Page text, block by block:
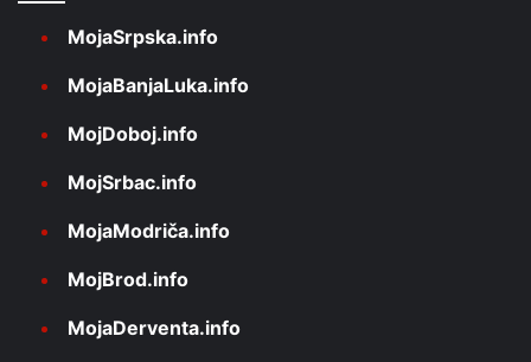
MojaSrpska.info
MojaBanjaLuka.info
MojDoboj.info
MojSrbac.info
MojaModriča.info
MojBrod.info
MojaDerventa.info